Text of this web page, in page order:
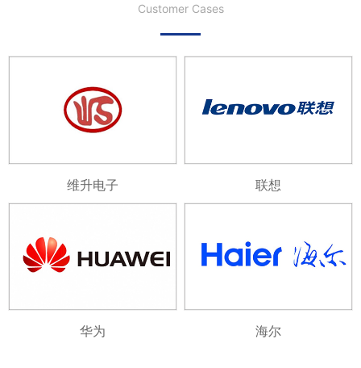
Customer Cases
维升电子 联想
华为 海尔